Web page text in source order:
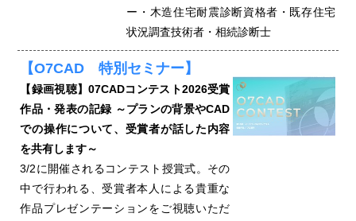
ー・木造住宅耐震診断資格者・既存住宅
状況調査技術者・相続診断士
【O7CAD 特別セミナー】
【録画視聴】07CADコンテスト2026受賞
作品・発表の記録 ～プランの背景やCAD
での操作について、受賞者が話した内容
を共有します～
3/2に開催されるコンテスト授賞式。その
中で行われる、受賞者本人による貴重な
作品プレゼンテーションをご視聴いただ